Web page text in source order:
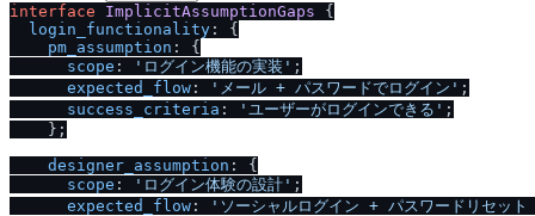
interface
ImplicitAssumptionGaps {
login_functionality : {
pm_assumption : {
scope : 'ログイン機能の実装' ;
expected_flow : 'メール + パスワードでログイン' ;
success_criteria : 'ユーザーがログインできる' ;
    };
designer_assumption : {
scope : 'ログイン体験の設計' ;
expected_flow :
'ソーシャルログイン + パスワードリセッ